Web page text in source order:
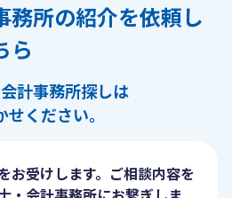
務所の紹介を依頼し
ら
計事務所探しは
せください。
お受けします。ご相談内容を